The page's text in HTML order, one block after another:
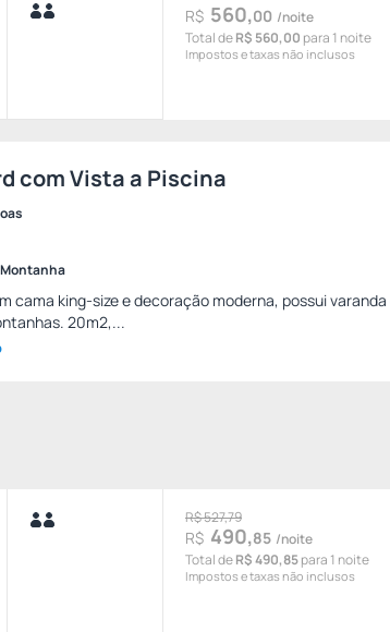
R$ 560,00 /noite
Total deR$ 560,00 para 1 noite
Impostos e taxas não inclusos
com Vista a Piscina
cama king-size e decoração moderna, possui
20m2,...
R$ 527,79
R$ 490,85 /noite
Total deR$ 490,85para 1 noite
Impostos e taxas não inclusos